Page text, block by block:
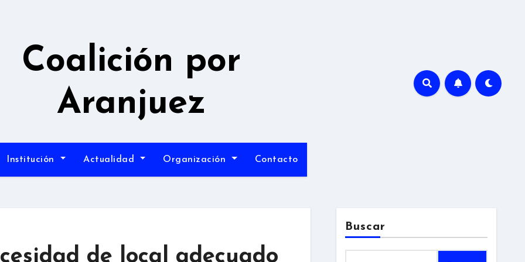
Coalición por
Aranjuez
Institución Actualidad Organización Contacto
de local adecuado
Buscar